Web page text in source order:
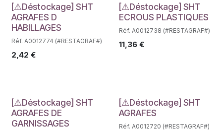
Déstockage
[⚠Déstockage] SHT
AGRAFES D
HABILLAGES
Réf. A0012774 (#RESTAGRAF#)
2,42 €
Déstockage
[⚠Déstockage] SHT
ECROUS PLASTIQUES
Réf. A0012738 (#RESTAGRAF#)
11,36€
Déstockage
[⚠Déstockage] SHT
AGRAFES DE
GARNISSAGES
Déstockage
[⚠Déstockage] SHT
AGRAFES
Réf. A0012720 (#RESTAGRAF#)